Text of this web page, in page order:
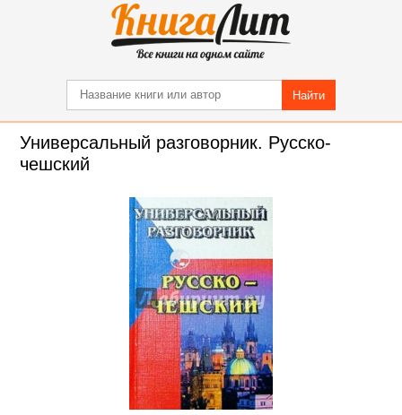
Найти
Универсальный разговорник. Русско-
чешский